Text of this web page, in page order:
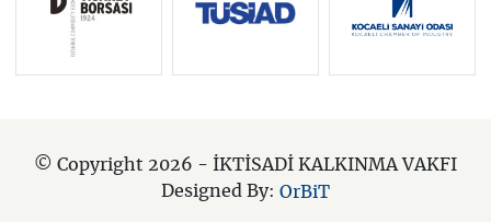
© Copyright 2026 - İKTİSADİ KALKINMA VAKFI
Designed By: OrBiT